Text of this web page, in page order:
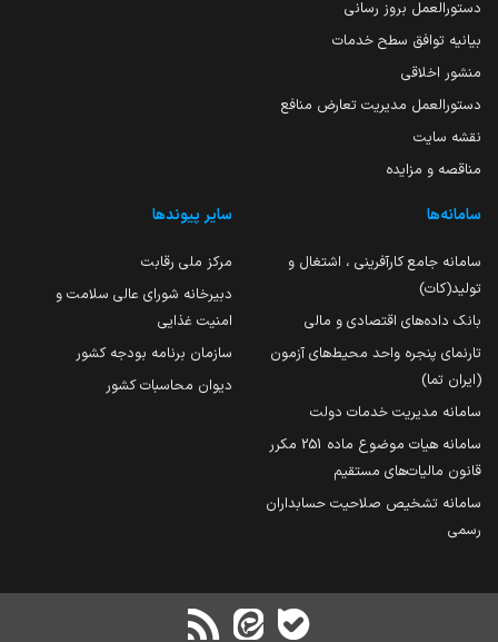
دستورالعمل بروز رسانی
بیانیه توافق سطح خدمات
منشور اخلاقی
دستورالعمل مدیریت تعارض منافع
نقشه سایت
مناقصه و مزایده
سامانه‌ها
سامانه جامع کارآفرینی ، اشتغال و
تولید(کات)
بانک داده‌های اقتصادی و مالی
تارنمای پنجره واحد محیط‌های آزمون
(ایران تما)
سامانه مدیریت خدمات دولت
سامانه هیات موضوع ماده 251 مکرر
قانون مالیات‌های مستقیم
سامانه تشخیص صلاحیت حسابداران
رسمی
سایر پیوندها
مرکز ملی رقابت
دبیرخانه شورای عالی سلامت و
امنیت غذایی
سازمان برنامه بودجه کشور
دیوان محاسبات کشور